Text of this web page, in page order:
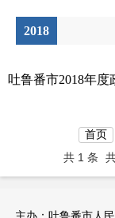
2010
2008
2018
吐鲁番市2018年
首页
共 1 条